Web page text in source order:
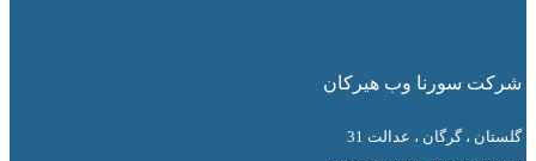
سورنا وب هیرکان
، گرگان ، عدالت 31